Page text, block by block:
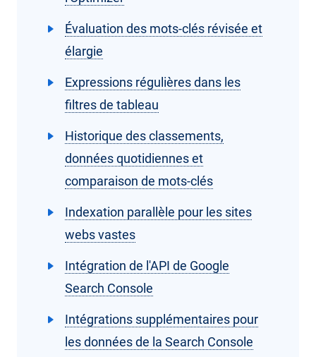
Évaluation des mots-clés révisée et
élargie
Expressions régulières dans les
filtres de tableau
Historique des classements,
données quotidiennes et
comparaison de mots-clés
Indexation parallèle pour les sites
webs vastes
Intégration de l'API de Google
Search Console
Intégrations supplémentaires pour
les données de la Search Console